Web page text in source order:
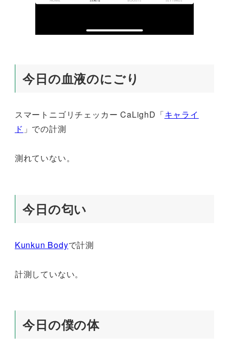
今日の血液のにごり
スマートニゴリチェッカー CaLighD「キャライ
ド 」での計測
測れていない。
今日の匂い
Kunkun Bodyで計測
計測していない。
今日の僕の体